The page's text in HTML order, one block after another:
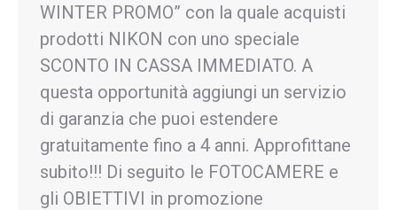
WINTER PROMO” con la quale acquisti
prodotti NIKON con uno speciale
SCONTO IN CASSA IMMEDIATO. A
questa opportunità aggiungi un servizio
di garanzia che puoi estendere
gratuitamente fino a 4 anni. Approfittane
subito!!! Di seguito le FOTOCAMERE e
gli OBIETTIVI in promozione